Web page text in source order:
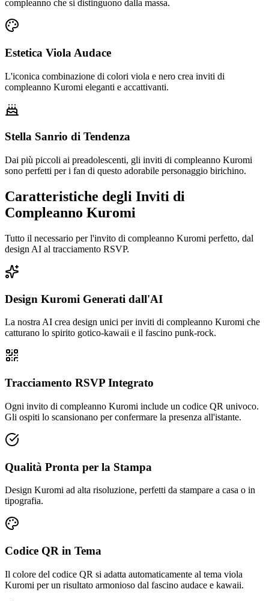
compleanno che si distinguono dalla massa.
Estetica Viola Audace
L'iconica combinazione di colori viola e nero crea inviti di
compleanno Kuromi eleganti e accattivanti.
Stella Sanrio di Tendenza
Dai più piccoli ai preadolescenti, gli inviti di compleanno Kuromi
sono perfetti per i fan di questo adorabile personaggio birichino.
Caratteristiche degli Inviti di
Compleanno Kuromi
Tutto il necessario per l'invito di compleanno Kuromi perfetto, dal
design AI al tracciamento RSVP.
Design Kuromi Generati dall'AI
La nostra AI crea design unici per inviti di compleanno Kuromi che
catturano lo spirito gotico-kawaii e il fascino punk-rock.
Tracciamento RSVP Integrato
Ogni invito di compleanno Kuromi include un codice QR univoco.
Gli ospiti lo scansionano per confermare la presenza all'istante.
Qualità Pronta per la Stampa
Design Kuromi ad alta risoluzione, perfetti da stampare a casa o in
tipografia.
Codice QR in Tema
Il colore del codice QR si adatta automaticamente al tema viola
Kuromi per un risultato armonioso dal fascino audace e kawaii.